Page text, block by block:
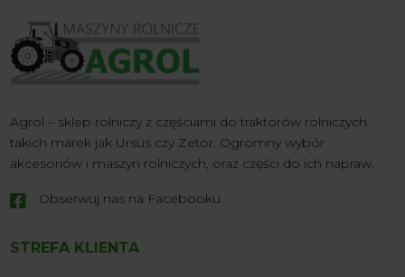
Agrol – sklep rolniczy z częściami do traktorów rolniczych
takich marek jak Ursus czy Zetor. Ogromny wybór
akcesoriów i maszyn rolniczych, oraz części do ich napraw.
 Obserwuj nas na Facebooku
STREFA KLIENTA